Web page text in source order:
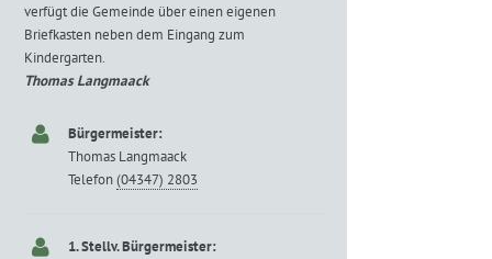
verfügt die Gemeinde über einen eigenen
Briefkasten neben dem Eingang zum
Kindergarten.
Thomas Langmaack
Bürgermeister:
Thomas Langmaack
Telefon(04347) 2803
1. Stellv. Bürgermeister: